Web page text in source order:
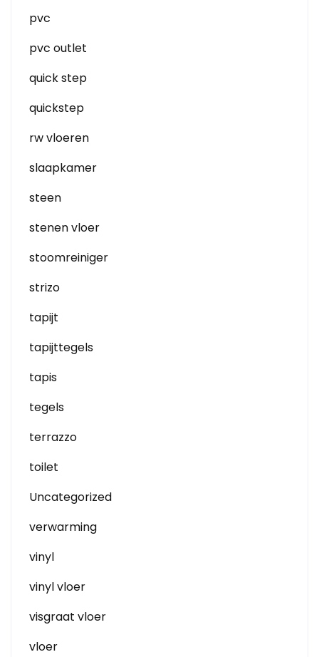
pvc
pvc outlet
quick step
quickstep
rw vloeren
slaapkamer
steen
stenen vloer
stoomreiniger
strizo
tapijt
tapijttegels
tapis
tegels
terrazzo
toilet
Uncategorized
verwarming
vinyl
vinyl vloer
visgraat vloer
vloer